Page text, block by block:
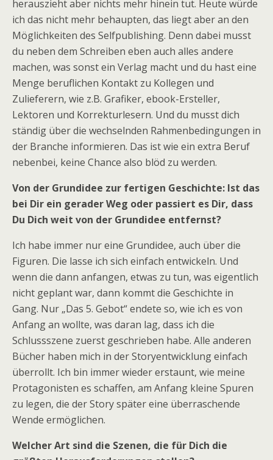
herauszieht aber nichts mehr hinein tut. Heute würde
ich das nicht mehr behaupten, das liegt aber an den
Möglichkeiten des Selfpublishing. Denn dabei musst
du neben dem Schreiben eben auch alles andere
machen, was sonst ein Verlag macht und du hast eine
Menge beruflichen Kontakt zu Kollegen und
Zulieferern, wie z.B. Grafiker, ebook-Ersteller,
Lektoren und Korrekturlesern. Und du musst dich
ständig über die wechselnden Rahmenbedingungen in
der Branche informieren. Das ist wie ein extra Beruf
nebenbei, keine Chance also blöd zu werden.
Von der Grundidee zur fertigen Geschichte: Ist das
bei Dir ein gerader Weg oder passiert es Dir, dass
Du Dich weit von der Grundidee entfernst?
Ich habe immer nur eine Grundidee, auch über die
Figuren. Die lasse ich sich einfach entwickeln. Und
wenn die dann anfangen, etwas zu tun, was eigentlich
nicht geplant war, dann kommt die Geschichte in
Gang. Nur „Das 5. Gebot“ endete so, wie ich es von
Anfang an wollte, was daran lag, dass ich die
Schlussszene zuerst geschrieben habe. Alle anderen
Bücher haben mich in der Storyentwicklung einfach
überrollt. Ich bin immer wieder erstaunt, wie meine
Protagonisten es schaffen, am Anfang kleine Spuren
zu legen, die der Story später eine überraschende
Wende ermöglichen.
Welcher Art sind die Szenen, die für Dich die